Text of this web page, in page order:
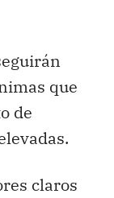
que
de
claros